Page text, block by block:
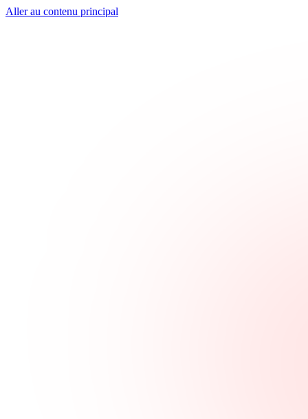
Aller au contenu principal